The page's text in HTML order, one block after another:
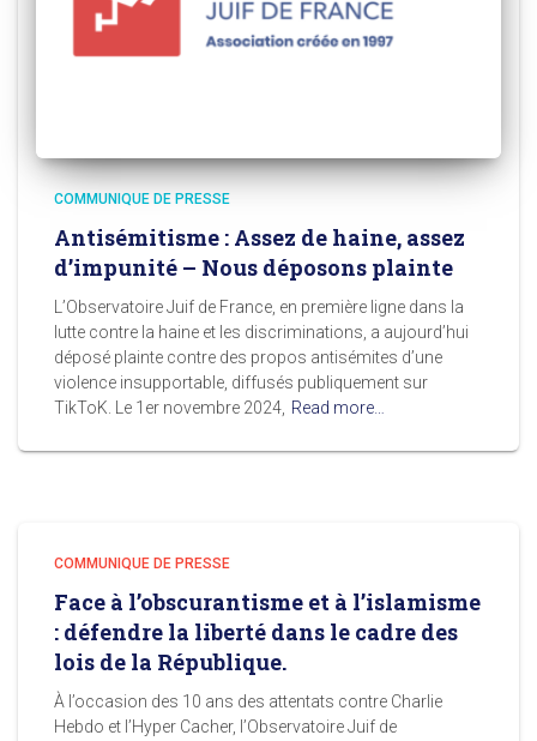
COMMUNIQUE DE PRESSE
Antisémitisme : Assez de haine, assez
d’impunité – Nous déposons plainte
L’Observatoire Juif de France, en première ligne dans la
lutte contre la haine et les discriminations, a aujourd’hui
déposé plainte contre des propos antisémites d’une
violence insupportable, diffusés publiquement sur
TikToK. Le 1er novembre 2024, Read more…
COMMUNIQUE DE PRESSE
Face à l’obscurantisme et à l’islamisme
: défendre la liberté dans le cadre des
lois de la République.
À l’occasion des 10 ans des attentats contre Charlie
Hebdo et l’Hyper Cacher, l’Observatoire Juif de